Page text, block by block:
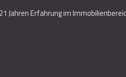
Jahren Erfahrung im